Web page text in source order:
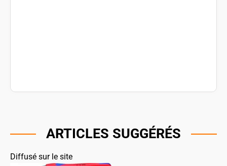
ARTICLES SUGGÉRÉS
Diffusé sur le site